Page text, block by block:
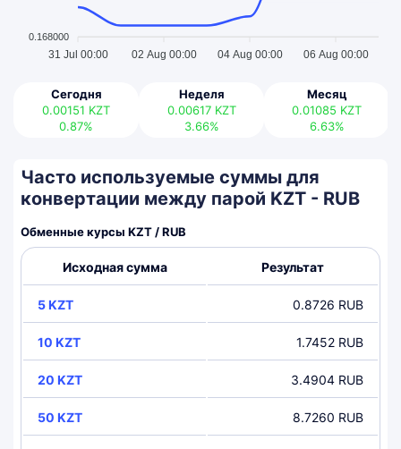
0.168000
31 Jul 00:00 02 Aug 00:00 04 Aug 00:00 06 Aug 00:00
Сегодня
0.00151 KZT
0.87%
Неделя
0.00617 KZT
3.66%
Месяц
0.01085 KZT
6.63%
Часто используемые суммы для
конвертации между парой KZT - RUB
Обменные курсы KZT / RUB
Исходная сумма Результат
5 KZT 0.8726 RUB
10 KZT 1.7452 RUB
20 KZT 3.4904 RUB
50 KZT 8.7260 RUB